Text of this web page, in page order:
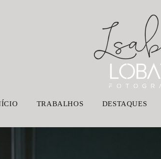
TRABALHOS DESTAQUES